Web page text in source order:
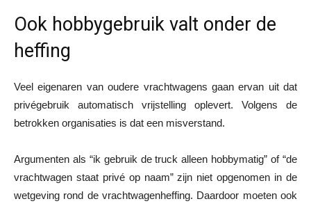
Ook hobbygebruik valt onder de
heffing
Veel eigenaren van oudere vrachtwagens gaan ervan uit dat
privégebruik automatisch vrijstelling oplevert. Volgens de
betrokken organisaties is dat een misverstand.
Argumenten als “ik gebruik de truck alleen hobbymatig” of “de
vrachtwagen staat privé op naam” zijn niet opgenomen in de
wetgeving rond de vrachtwagenheffing. Daardoor moeten ook